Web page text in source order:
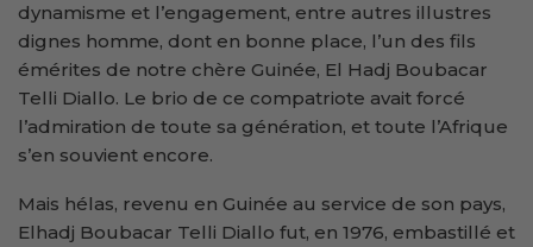
dynamisme et l’engagement, entre autres illustres
dignes homme, dont en bonne place, l’un des fils
émérites de notre chère Guinée, El Hadj Boubacar
Telli Diallo. Le brio de ce compatriote avait forcé
l’admiration de toute sa génération, et toute l’Afrique
s’en souvient encore.
Mais hélas, revenu en Guinée au service de son pays,
Elhadj Boubacar Telli Diallo fut, en 1976, embastillé et